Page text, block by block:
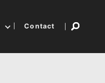
Contact